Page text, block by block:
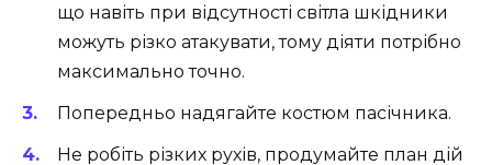
що навіть при відсутності світла шкідники
можуть різко атакувати, тому діяти потрібно
максимально точно.
Попередньо надягайте костюм пасічника.
Не робіть різких рухів, продумайте план дій